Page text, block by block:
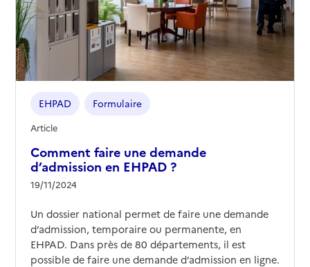
Comment faire une demande
d’admission en EHPAD ?
19/11/2024
EHPAD Formulaire
Article
Un dossier national permet de faire une demande
d’admission, temporaire ou permanente, en
EHPAD. Dans près de 80 départements, il est
possible de faire une demande d’admission en ligne.